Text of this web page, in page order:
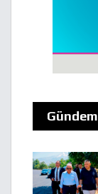
Gündem